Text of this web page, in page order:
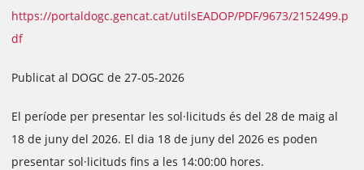
https://portaldogc.gencat.cat/utilsEADOP/PDF/9673/2152499.p
df
Publicat al DOGC de 27-05-2026
El període per presentar les sol·licituds és del 28 de maig al
18 de juny del 2026. El dia 18 de juny del 2026 es poden
presentar sol·licituds fins a les 14:00:00 hores.